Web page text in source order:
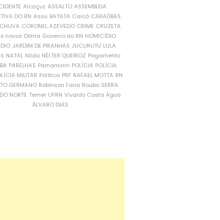
Alcaçuz ASSALTO ASSEMBLEIA
DO RN Assu BATATA Caicó CARAÚBAS
CORONEL AZEVEDO CRIME CRUZETA
novos Dilma Governo do RN HOMICÍDIO
JARDIM DE PIRANHAS JUCURUTU LULA
NATAL Nilda NÉLTER QUEIROZ Pagamento
PARELHAS Parnamirim POLÍCIA POLÍCIA
MILITAR Política PRF RAFAEL MOTTA RN
GERMANO Robinson Faria Roubo SERRA
NORTE Temer UFRN Vivaldo Costa Água
ÁLVARO DIAS